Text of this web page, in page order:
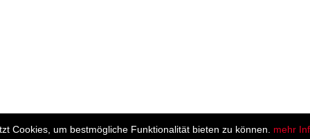
Cookies, um bestmögliche Funktionalität bieten zu können. mehr